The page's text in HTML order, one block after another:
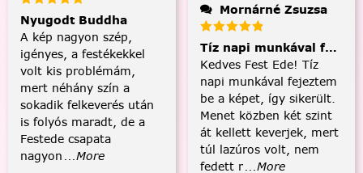
Nyugodt Buddha
A kép nagyon szép,
igényes, a festékekkel
volt kis problémám,
mert néhány szín a
sokadik felkeverés után
is folyós maradt, de a
Festede csapata
nagyon ...More
Mornárné Zsuzsa
Tíz napi munkával
Kedves Fest Ede! Tíz
napi munkával fejeztem
be a képet, így sikerült.
Menet közben két szint
át kellett keverjek, mert
túl lazúros volt, nem
fedett r...More